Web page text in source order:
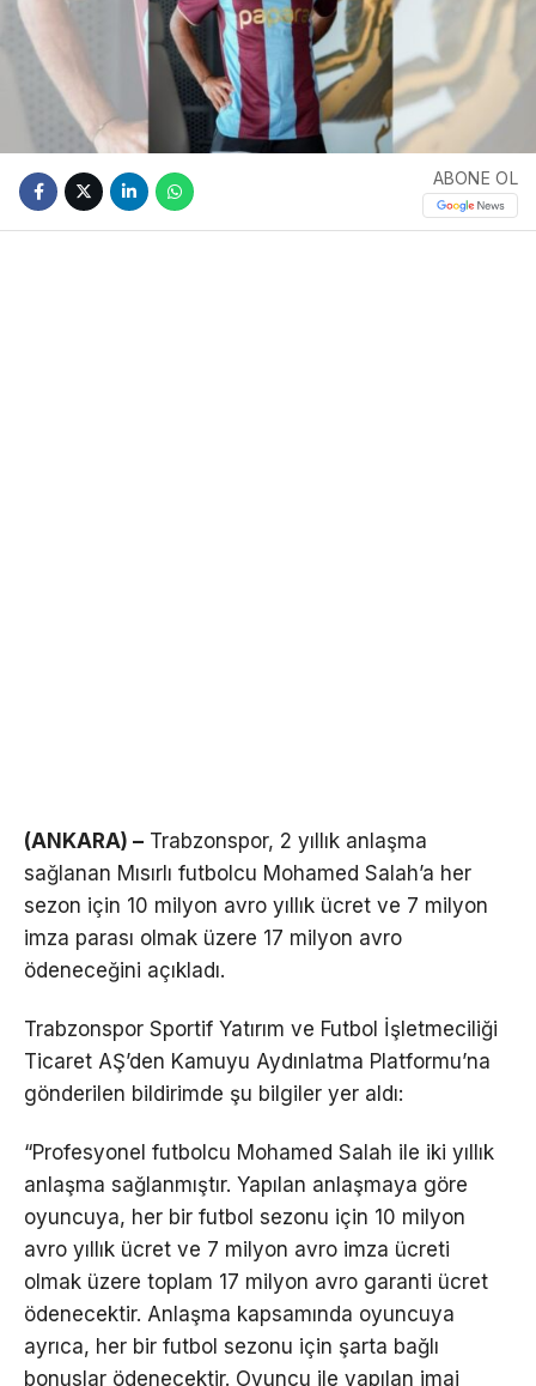
ABONE OL
(ANKARA) – Trabzonspor, 2 yıllık anlaşma
sağlanan Mısırlı futbolcu Mohamed Salah’a her
sezon için 10 milyon avro yıllık ücret ve 7 milyon
imza parası olmak üzere 17 milyon avro
ödeneceğini açıkladı.
Trabzonspor Sportif Yatırım ve Futbol İşletmeciliği
Ticaret AŞ’den Kamuyu Aydınlatma Platformu’na
gönderilen bildirimde şu bilgiler yer aldı:
“Profesyonel futbolcu Mohamed Salah ile iki yıllık
anlaşma sağlanmıştır. Yapılan anlaşmaya göre
oyuncuya, her bir futbol sezonu için 10 milyon
avro yıllık ücret ve 7 milyon avro imza ücreti
olmak üzere toplam 17 milyon avro garanti ücret
ödenecektir. Anlaşma kapsamında oyuncuya
ayrıca, her bir futbol sezonu için şarta bağlı
bonuslar ödenecektir. Oyuncu ile yapılan imaj